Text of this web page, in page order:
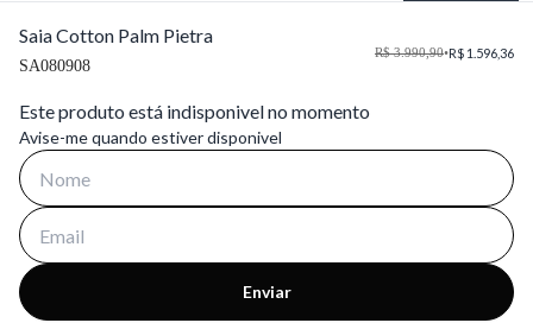
Saia Cotton Palm Pietra
SA080908
R$ 3.990,90•R$ 1.596,36
Este produto está indisponivel no momento
Avise-me quando estiver disponivel
Enviar